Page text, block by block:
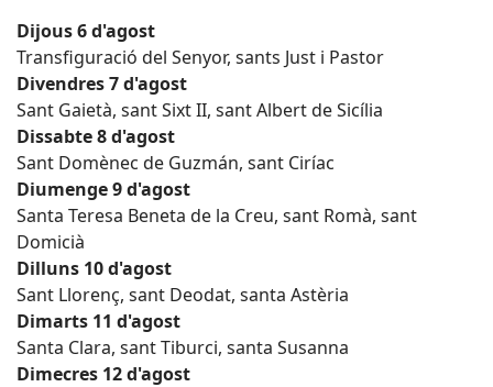
Dijous 6 d'agost
Transfiguració del Senyor, sants Just i Pastor
Divendres 7 d'agost
Sant Gaietà, sant Sixt II, sant Albert de Sicília
Dissabte 8 d'agost
Sant Domènec de Guzmán, sant Ciríac
Diumenge 9 d'agost
Santa Teresa Beneta de la Creu, sant Romà, sant
Domicià
Dilluns 10 d'agost
Sant Llorenç, sant Deodat, santa Astèria
Dimarts 11 d'agost
Santa Clara, sant Tiburci, santa Susanna
Dimecres 12 d'agost